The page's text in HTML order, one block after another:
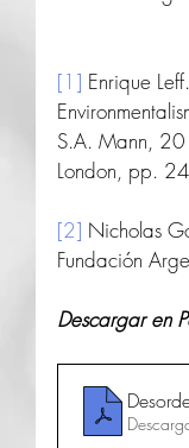
[1] Enrique
S.A. Mann,
London, pp.
[2] Nicholas
Fundación
Descargar en